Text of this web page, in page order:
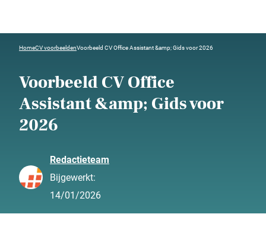
HomeCV voorbeeldenVoorbeeld CV Office Assistant &amp; Gids voor 2026
Voorbeeld CV Office
Assistant &amp; Gids voor
2026
Redactieteam
Bijgewerkt:
14/01/2026